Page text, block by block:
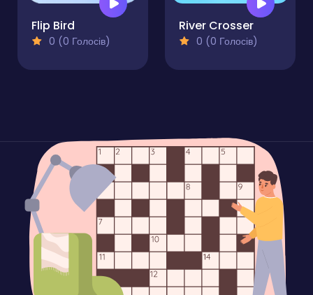
Flip Bird
0 (0 Голосів)
River Crosser
0 (0 Голосів)